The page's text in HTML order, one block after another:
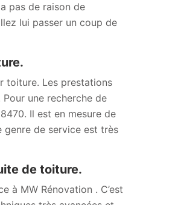
pas de raison de
lui passer un coup de
toiture. Les prestations
une recherche de
Il est en mesure de
genre de service est très
de toiture.
à MW Rénovation . C’est